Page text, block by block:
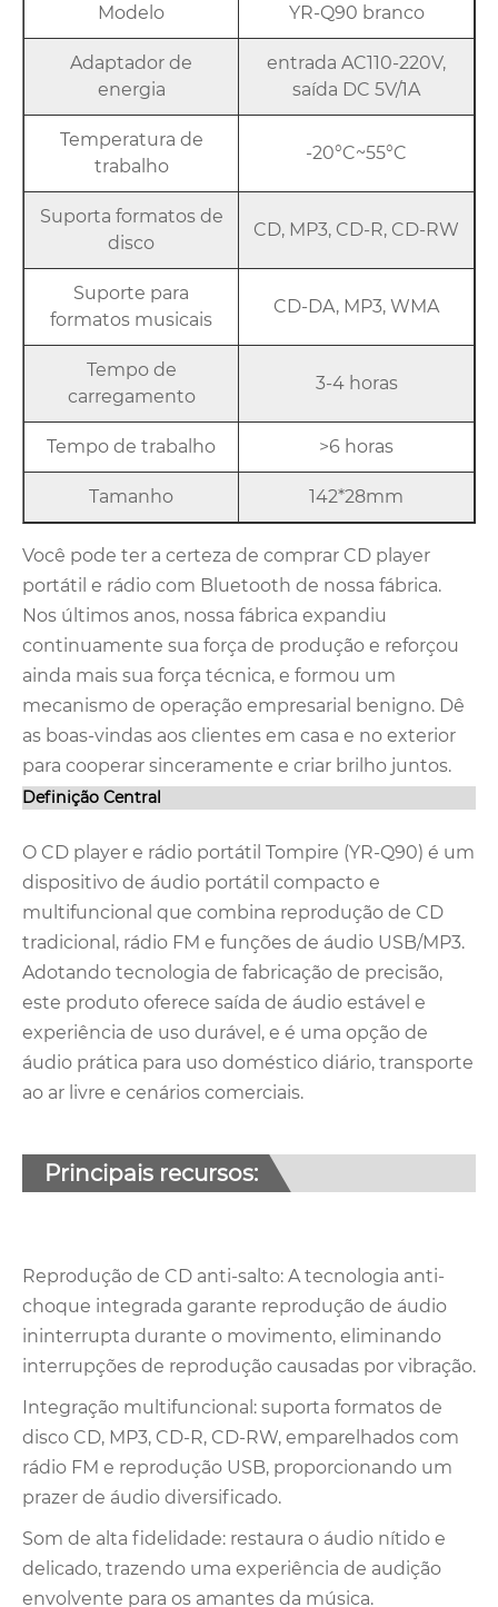
Modelo YR-Q90 branco
Adaptador de
energia
entrada AC110-220V,
saída DC 5V/1A
Temperatura de
trabalho
-20°C~55°C
Suporta formatos de
disco
CD, MP3, CD-R, CD-RW
Suporte para
formatos musicais
CD-DA, MP3, WMA
Tempo de
carregamento
3-4 horas
Tempo de trabalho >6 horas
Tamanho 142*28mm
Você pode ter a certeza de comprar CD player
portátil e rádio com Bluetooth de nossa fábrica.
Nos últimos anos, nossa fábrica expandiu
continuamente sua força de produção e reforçou
ainda mais sua força técnica, e formou um
mecanismo de operação empresarial benigno. Dê
as boas-vindas aos clientes em casa e no exterior
para cooperar sinceramente e criar brilho juntos.
Definição Central
O CD player e rádio portátil Tompire (YR-Q90) é um
dispositivo de áudio portátil compacto e
multifuncional que combina reprodução de CD
tradicional, rádio FM e funções de áudio USB/MP3.
Adotando tecnologia de fabricação de precisão,
este produto oferece saída de áudio estável e
experiência de uso durável, e é uma opção de
áudio prática para uso doméstico diário, transporte
ao ar livre e cenários comerciais.
Principais recursos:
Reprodução de CD anti-salto: A tecnologia anti-
choque integrada garante reprodução de áudio
ininterrupta durante o movimento, eliminando
interrupções de reprodução causadas por vibração.
Integração multifuncional: suporta formatos de
disco CD, MP3, CD-R, CD-RW, emparelhados com
rádio FM e reprodução USB, proporcionando um
prazer de áudio diversificado.
Som de alta fidelidade: restaura o áudio nítido e
delicado, trazendo uma experiência de audição
envolvente para os amantes da música.